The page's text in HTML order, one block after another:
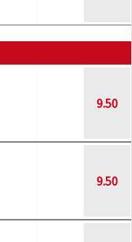
9.50
9.50